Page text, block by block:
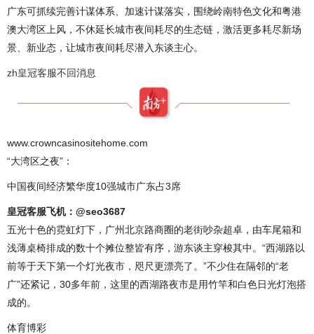
广东可抓续完善计谋体系、加速计谋落实，围绕岭南特色文化和粤港
澳大湾区上风，不休延长城市夜间耗尽的生态链，激活更多耗尽新场
景、新业态，让城市夜间耗尽潜入东谈主心。
zh皇冠客服不回消息
www.crowncasinositehome.com
“大湾区之夜”：
中国夜间经济繁华度10强城市广东占3席
皇冠客服飞机：@seo3687
五光十色的霓虹灯下，广州北京路商圈的老街吵杂超卓，由车尾箱和
浅薄桌椅排成的数十个摊位整皆有序，游东谈主穿梭其中。“西湖路以
前等于天下第一个灯光夜市，咫尺更漂亮了。”不少住在隔邻的“老
广”还紧记，30多年前，这里的西湖路夜市是用竹竿和白色日光灯泡搭
成的。
体育博彩